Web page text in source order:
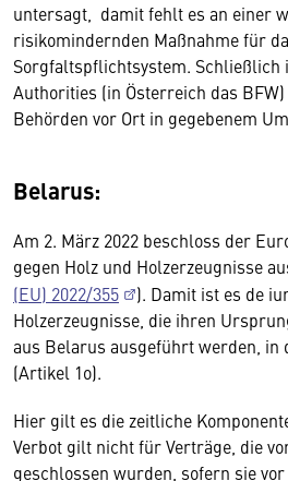
untersagt, damit fehlt es an einer
risikomindernden Maßnahme für
Sorgfaltspflichtsystem. Schließlich
Authorities (in Österreich das
Behörden vor Ort in gegebenem
Belarus:
Am 2. März 2022 beschloss der
gegen Holz und Holzerzeugnisse
(EU) 2022/355
). Damit ist es de
Holzerzeugnisse, die ihren
aus Belarus ausgeführt werden, in
(Artikel 1o).
Hier gilt es die zeitliche
Verbot gilt nicht für Verträge, die
geschlossen wurden, sofern sie